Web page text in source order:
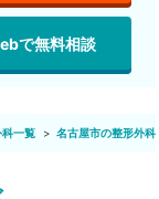
で無料相談
一覧 名古屋市の整形外科